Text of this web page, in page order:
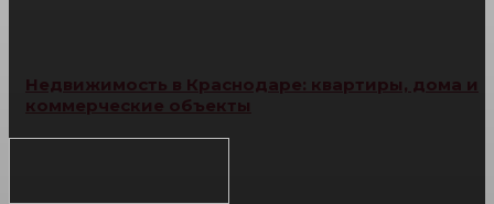
Недвижимость в Краснодаре: квартиры, дома и
коммерческие объекты